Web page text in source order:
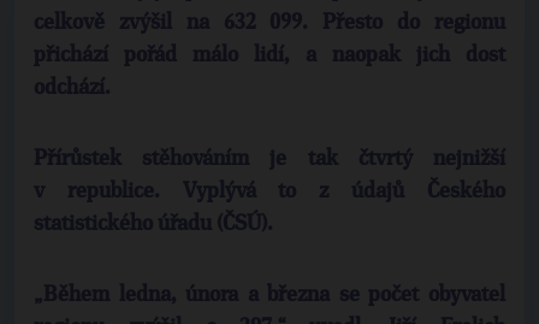
celkově zvýšil na 632 099. Přesto do regionu
přichází pořád málo lidí, a naopak jich dost
odchází.
Přírůstek stěhováním je tak čtvrtý nejnižší
v republice. Vyplývá to z údajů Českého
statistického úřadu (ČSÚ).
„Během ledna, února a března se počet obyvatel